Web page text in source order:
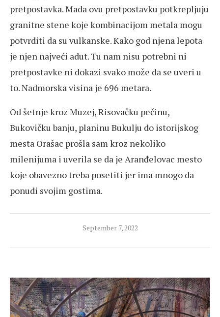
pretpostavka. Mada ovu pretpostavku potkrepljuju
granitne stene koje kombinacijom metala mogu
potvrditi da su vulkanske. Kako god njena lepota
je njen najveći adut. Tu nam nisu potrebni ni
pretpostavke ni dokazi svako može da se uveri u
to. Nadmorska visina je 696 metara.
Od šetnje kroz Muzej, Risovačku pećinu,
Bukovičku banju, planinu Bukulju do istorijskog
mesta Orašac prošla sam kroz nekoliko
milenijuma i uverila se da je Aranđelovac mesto
koje obavezno treba posetiti jer ima mnogo da
ponudi svojim gostima.
September 7, 2022